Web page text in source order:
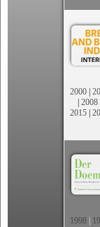
2000 |
| 2008
2015 |
1998